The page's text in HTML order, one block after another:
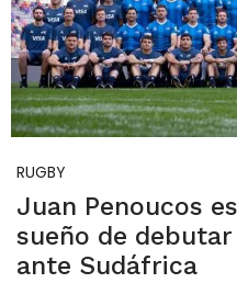
RUGBY
Juan Penoucos
sueño de
ante Sudáfrica